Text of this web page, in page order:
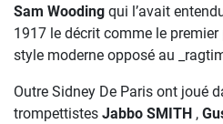
Sam Wooding qui l’avait
1917 le décrit comme le
style moderne opposé au
Outre Sidney De Paris ont joué
trompettistes Jabbo SMITH ,